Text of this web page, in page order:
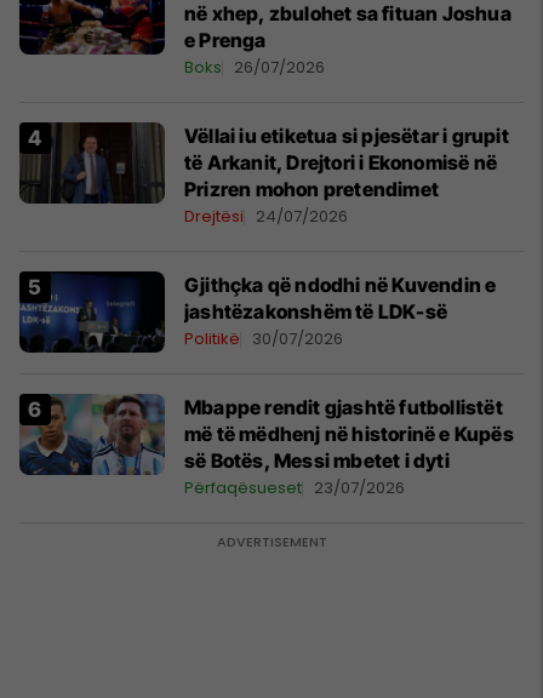
në xhep, zbulohet sa fituan Joshua
e Prenga
Boks 26/07/2026
Vëllai iu etiketua si pjesëtar i grupit
të Arkanit, Drejtori i Ekonomisë në
Prizren mohon pretendimet
Drejtësi 24/07/2026
Gjithçka që ndodhi në Kuvendin e
jashtëzakonshëm të LDK-së
Politikë 30/07/2026
Mbappe rendit gjashtë futbollistët
më të mëdhenj në historinë e Kupës
së Botës, Messi mbetet i dyti
Përfaqësueset 23/07/2026